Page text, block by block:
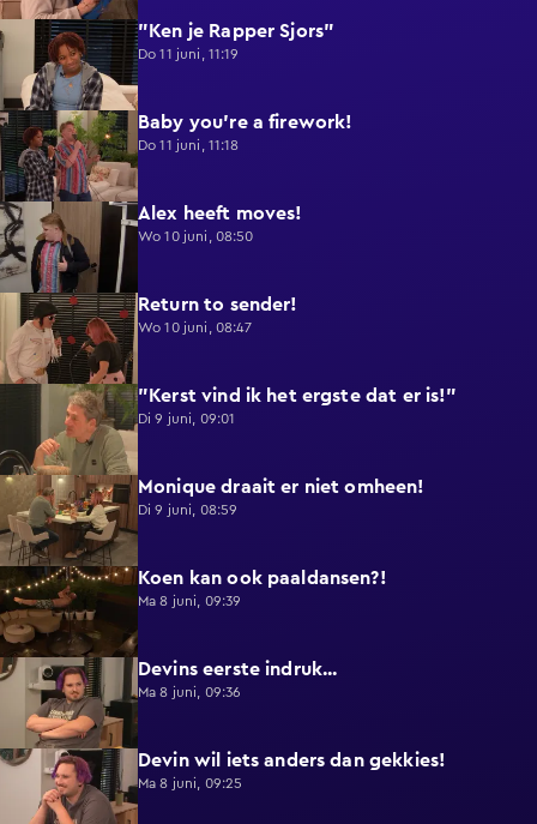
0:49 "Ken je Rapper Sjors"
Do 11 juni, 11:19
0:39 Baby you're a firework!
Do 11 juni, 11:18
0:43 Alex heeft moves!
Wo 10 juni, 08:50
0:36 Return to sender!
Wo 10 juni, 08:47
"Kerst vind ik het ergste dat er is!"
Di 9 juni, 09:01
0:29 Monique draait er niet omheen!
Di 9 juni, 08:59
0:38 Koen kan ook paaldansen?!
Ma 8 juni, 09:39
0:30 Devins eerste indruk...
Ma 8 juni, 09:36
0:25 Devin wil iets anders dan gekkies!
Ma 8 juni, 09:25